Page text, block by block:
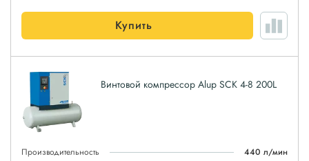
Купить
Винтовой компрессор Alup SCK 4-8 200L
Производительность
440 л/мин